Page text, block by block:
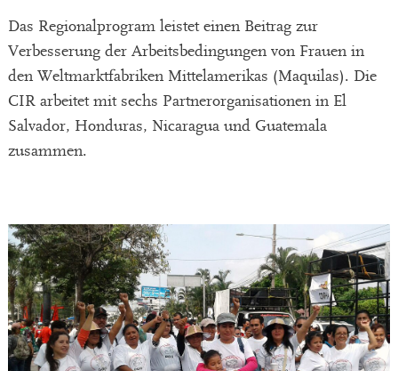
Das Regionalprogram leistet einen Beitrag zur
Verbesserung der Arbeitsbedingungen von Frauen in
den Weltmarktfabriken Mittelamerikas (Maquilas). Die
CIR arbeitet mit sechs Partnerorganisationen in El
Salvador, Honduras, Nicaragua und Guatemala
zusammen.